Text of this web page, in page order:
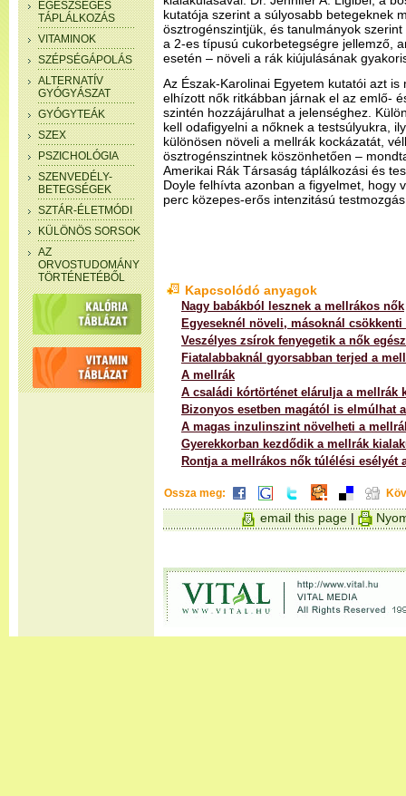
EGÉSZSÉGES
TÁPLÁLKOZÁS
VITAMINOK
SZÉPSÉGÁPOLÁS
ALTERNATÍV
GYÓGYÁSZAT
GYÓGYTEÁK
SZEX
PSZICHOLÓGIA
SZENVEDÉLY-
BETEGSÉGEK
SZTÁR-ÉLETMÓDI
KÜLÖNÖS SORSOK
AZ
ORVOSTUDOMÁNY
TÖRTÉNETÉBŐL
kutatója szerint a súlyosabb betegeknek
ösztrogénszintjük, és tanulmányok
a 2-es típusú cukorbetegségre jellemző,
esetén – növeli a rák kiújulásának
Az Észak-Karolinai Egyetem kutatói azt
elhízott nők ritkábban járnak el az emlő-
szintén hozzájárulhat a jelenséghez.
kell odafigyelni a nőknek a testsúlyukra,
különösen növeli a mellrák kockázatát,
ösztrogénszintnek köszönhetően –
Amerikai Rák Társaság táplálkozási és
Doyle felhívta azonban a figyelmet, hogy
perc közepes-erős intenzitású
Kapcsolódó anyagok
Nagy babákból lesznek a mellrákos nők
Egyeseknél növeli, másoknál
Veszélyes zsírok fenyegetik a nők
Fiatalabbaknál gyorsabban terjed a
A mellrák
A családi kórtörténet elárulja a mellrák
Bizonyos esetben magától is elmúlhat
A magas inzulinszint növelheti a
Gyerekkorban kezdődik a mellrák
Rontja a mellrákos nők túlélési esélyét
Ossza meg:
email this page |